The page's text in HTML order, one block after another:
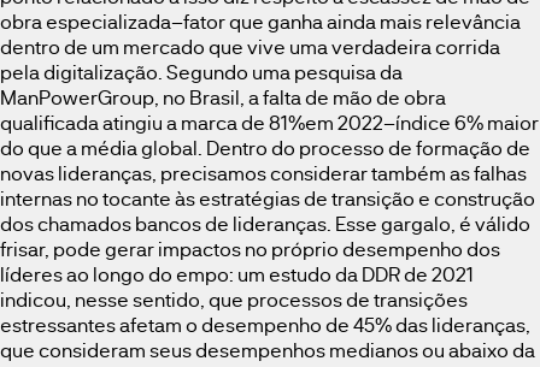
obra especializada–fator que ganha ainda mais relevância
dentro de um mercado que vive uma verdadeira corrida
pela digitalização. Segundo uma pesquisa da
ManPowerGroup, no Brasil, a falta de mão de obra
qualificada atingiu a marca de 81%em 2022–índice 6% maior
do que a média global. Dentro do processo de formação de
novas lideranças, precisamos considerar também as falhas
internas no tocante às estratégias de transição e construção
dos chamados bancos de lideranças. Esse gargalo, é válido
frisar, pode gerar impactos no próprio desempenho dos
líderes ao longo do empo: um estudo da DDR de 2021
indicou, nesse sentido, que processos de transições
estressantes afetam o desempenho de 45% das lideranças,
que consideram seus desempenhos medianos ou abaixo da